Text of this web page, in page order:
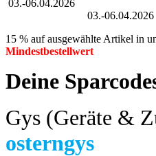
03.-06.04.2026
03.-06.04.2026
15 % auf ausgewählte Artikel in
Mindestbestellwert
Deine
Gys (Geräte &
osterngys